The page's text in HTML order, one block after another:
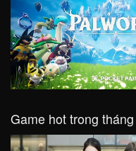
VIEW
Game hot trong tháng